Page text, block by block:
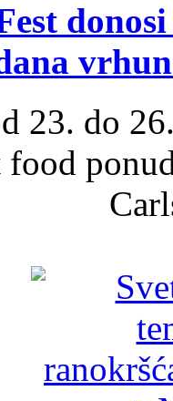
23. do